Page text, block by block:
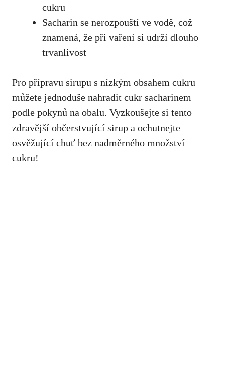
cukru
Sacharin ​se ​nerozpouští ve vodě, což
znamená, že ‍při ⁤vaření si ⁤udrží dlouho
trvanlivost
Pro přípravu ​sirupu s⁣ nízkým⁢ obsahem​ cukru
můžete jednoduše nahradit ​cukr sacharinem
podle pokynů na ‍obalu. Vyzkoušejte‍ si tento
zdravější občerstvující⁢ sirup a ochutnejte
osvěžující chuť bez nadměrného množství
cukru!